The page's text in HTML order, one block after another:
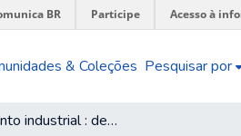
BR Participe Acesso à
& Coleções Pesquisar por
Crescimento industrial : desempenho recente, perspectivas e instrumentos de política